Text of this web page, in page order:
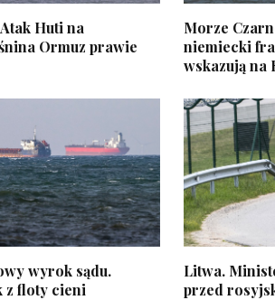
Huti na
Ormuz prawie
Morze
niemiecki
wskazują na
wyrok sądu.
z floty cieni
Litwa.
przed